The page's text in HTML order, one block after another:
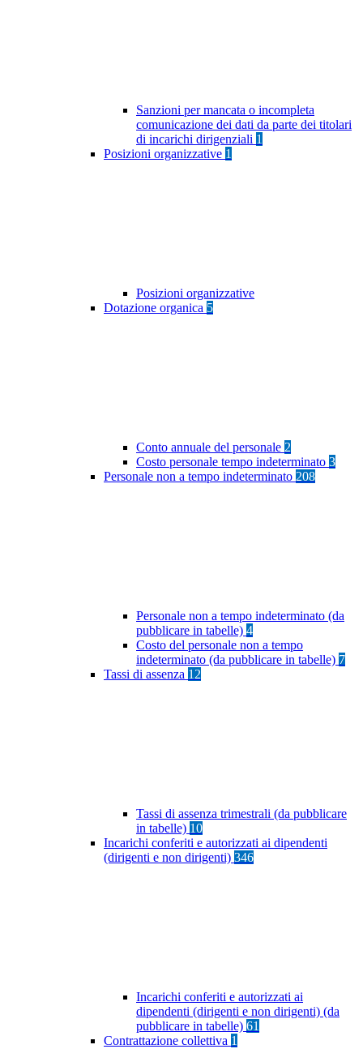
Sanzioni per mancata o incompleta
comunicazione dei dati da parte dei titolari
di incarichi dirigenziali 1
Posizioni organizzative 1
Posizioni organizzative
Dotazione organica 5
Conto annuale del personale 2
Costo personale tempo indeterminato 3
Personale non a tempo indeterminato 208
Personale non a tempo indeterminato (da
pubblicare in tabelle) 4
Costo del personale non a tempo
indeterminato (da pubblicare in tabelle) 7
Tassi di assenza 12
Tassi di assenza trimestrali (da pubblicare
in tabelle) 10
Incarichi conferiti e autorizzati ai dipendenti
(dirigenti e non dirigenti) 346
Incarichi conferiti e autorizzati ai
dipendenti (dirigenti e non dirigenti) (da
pubblicare in tabelle) 61
Contrattazione collettiva 1